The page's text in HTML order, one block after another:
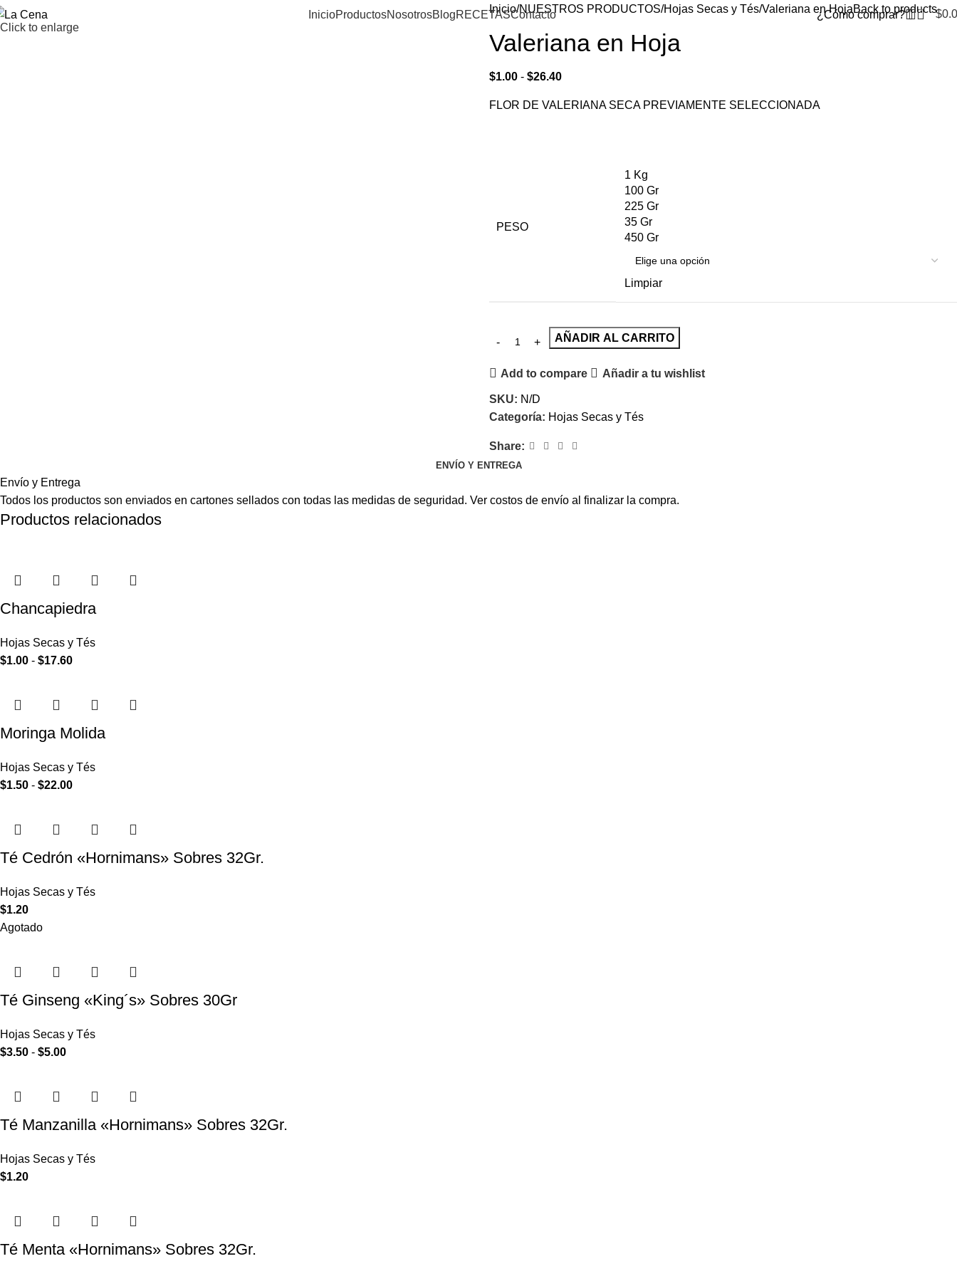
InicioProductosNosotrosBlogRECETASContacto ¿Cómo comprar? 0 $
Click to enlarge
Inicio NUESTROS PRODUCTOS Hojas Secas y Tés Valeriana en HojaBack to products
Valeriana en Hoja
$1.00 - $26.40
FLOR DE VALERIANA SECA PREVIAMENTE SELECCIONADA
PESO
1 Kg
100 Gr
225 Gr
35 Gr
450 Gr
Limpiar
AÑADIR AL CARRITO
Add to compare Añadir a tu wishlist
SKU: N/D
Categoría: Hojas Secas y Tés
Share:
ENVÍO Y ENTREGA
Envío y Entrega
Todos los productos son enviados en cartones sellados con todas las medidas de seguridad. Ver costos de envío al finalizar la compra.
Productos relacionados
Chancapiedra
Hojas Secas y Tés
$1.00 - $17.60
Moringa Molida
Hojas Secas y Tés
$1.50 - $22.00
Té Cedrón «Hornimans» Sobres 32Gr.
Hojas Secas y Tés
$1.20
Agotado
Té Ginseng «King´s» Sobres 30Gr
Hojas Secas y Tés
$3.50 - $5.00
Té Manzanilla «Hornimans» Sobres 32Gr.
Hojas Secas y Tés
$1.20
Té Menta «Hornimans» Sobres 32Gr.